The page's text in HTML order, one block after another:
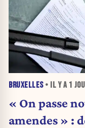
BRUXELLES• IL Y A 1
« On passe
amendes » :